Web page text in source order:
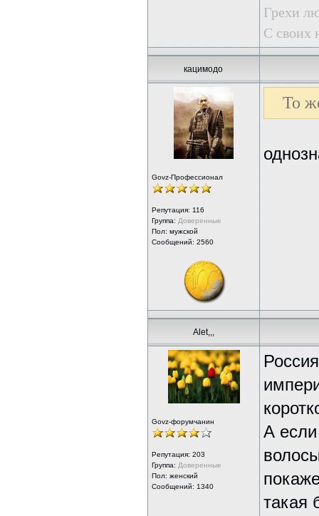
Грехи
С своих
кацимодо
Govz-Профессионал
Репутация: 116
Группа: Доверенные
Пол: мужской
Сообщений: 2560
То
Alet,,,
Govz-форумчанин
Репутация: 203
Группа: Доверенные
Пол: женский
Сообщений: 1340
А
такая